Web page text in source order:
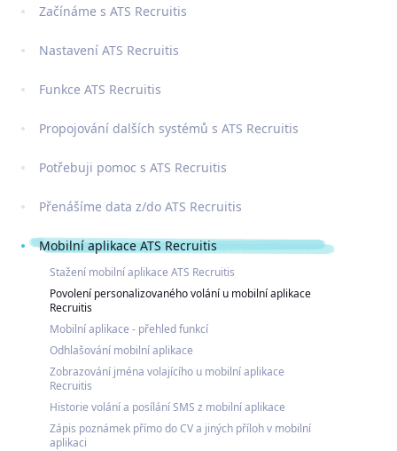
Začínáme s ATS Recruitis
Nastavení ATS Recruitis
Funkce ATS Recruitis
Propojování dalších systémů s ATS Recruitis
Potřebuji pomoc s ATS Recruitis
Přenášíme data z/do ATS Recruitis
Mobilní aplikace ATS Recruitis
Stažení mobilní aplikace ATS Recruitis
Povolení personalizovaného volání u mobilní aplikace
Recruitis
Mobilní aplikace - přehled funkcí
Odhlašování mobilní aplikace
Zobrazování jména volajícího u mobilní aplikace
Recruitis
Historie volání a posílání SMS z mobilní aplikace
Zápis poznámek přímo do CV a jiných příloh v mobilní
aplikaci